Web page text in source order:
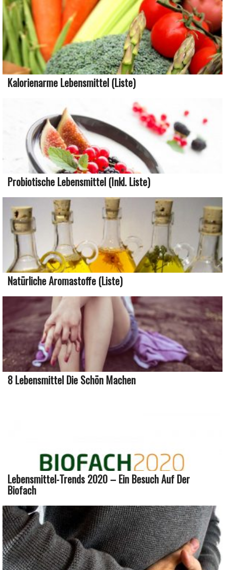
Kalorienarme Lebensmittel (Liste)
Probiotische Lebensmittel (inkl. Liste)
Natürliche Aromastoffe (Liste)
8 Lebensmittel Die Schön Machen
Lebensmittel-Trends 2020 – Ein Besuch Auf Der
Biofach